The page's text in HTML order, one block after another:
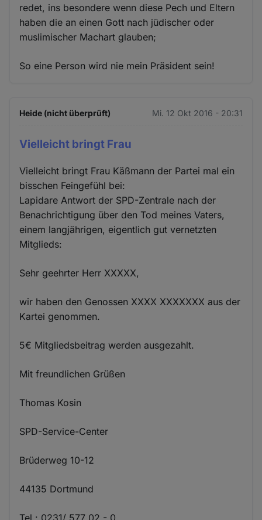
redet, ins besondere wenn diese Pech und Eltern
haben die an einen Gott nach jüdischer oder
muslimischer Machart glauben;
So eine Person wird nie mein Präsident sein!
Heide (nicht überprüft) Mi. 12 Okt 2016 - 20:31
Vielleicht bringt Frau
Vielleicht bringt Frau Käßmann der Partei mal ein
bisschen Feingefühl bei:
Lapidare Antwort der SPD-Zentrale nach der
Benachrichtigung über den Tod meines Vaters,
einem langjährigen, eigentlich gut vernetzten
Mitglieds:
Sehr geehrter Herr XXXXX,
wir haben den Genossen XXXX XXXXXXX aus der
Kartei genommen.
5€ Mitgliedsbeitrag werden ausgezahlt.
Mit freundlichen Grüßen
Thomas Kosin
SPD-Service-Center
Brüderweg 10-12
44135 Dortmund